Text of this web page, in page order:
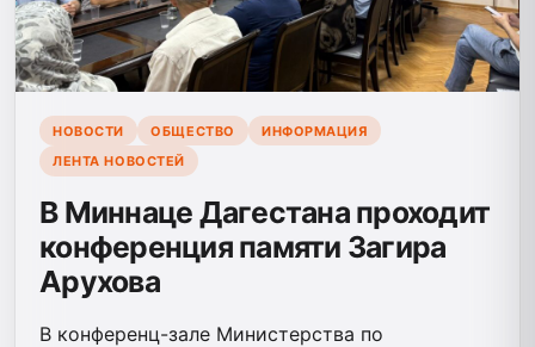
НОВОСТИ ОБЩЕСТВО
ИНФОРМАЦИЯ
ЛЕНТА НОВОСТЕЙ
В Миннаце Дагестана проходит
конференция памяти Загира
Арухова
В конференц-зале Министерства по